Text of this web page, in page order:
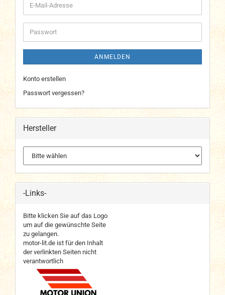
E-
Mail-
Adresse
Passwort
ANMELDEN
Konto erstellen
Passwort vergessen?
Hersteller
-Links-
Bitte klicken Sie auf das Logo
um auf die gewünschte Seite
zu gelangen.
motor-lit.de ist für den Inhalt
der verlinkten Seiten nicht
verantwortlich